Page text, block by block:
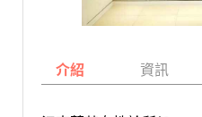
介紹 資訊